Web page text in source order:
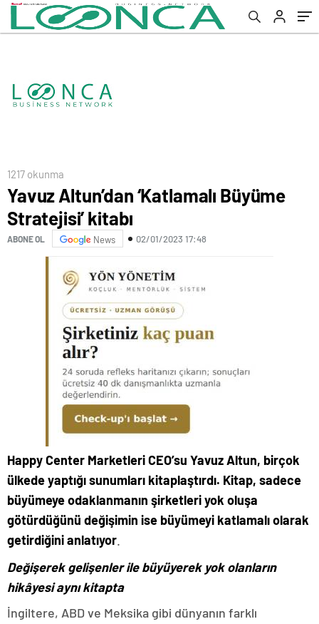
1217 okunma
Yavuz Altun’dan ‘Katlamalı Büyüme
Stratejisi’ kitabı
ABONE OL News 02/01/2023 17:48
Happy Center Marketleri CEO’su Yavuz Altun, birçok
ülkede yaptığı sunumları kitaplaştırdı. Kitap, sadece
büyümeye odaklanmanın şirketleri yok oluşa
götürdüğünü değişimin ise büyümeyi katlamalı olarak
getirdiğini anlatıyor
Değişerek gelişenler ile büyüyerek yok olanların
hikâyesi aynı kitapta
İngiltere, ABD ve Meksika gibi dünyanın farklı